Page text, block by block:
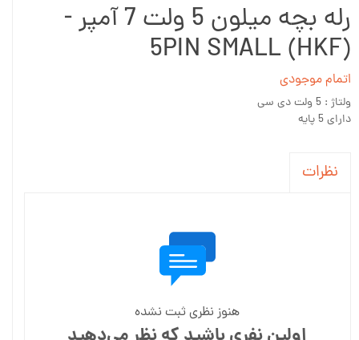
رله بچه میلون 5 ولت 7 آمپر -
5PIN SMALL (HKF)
اتمام موجودی
ولتاژ : 5 ولت دی سی
دارای 5 پایه
نظرات
هنوز نظری ثبت نشده